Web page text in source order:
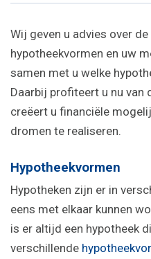
Wij geven u advies over
hypotheekvormen en uw
samen met u welke
Daarbij profiteert u nu van
creëert u financiële
dromen te realiseren.
Hypotheekvormen
Hypotheken zijn er in
eens met elkaar kunnen
is er altijd een hypotheek
verschillende